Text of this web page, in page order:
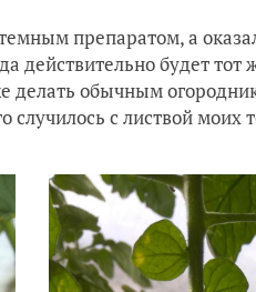
препаратом, а
действительно будет тот
делать обычным
случилось с листвой моих